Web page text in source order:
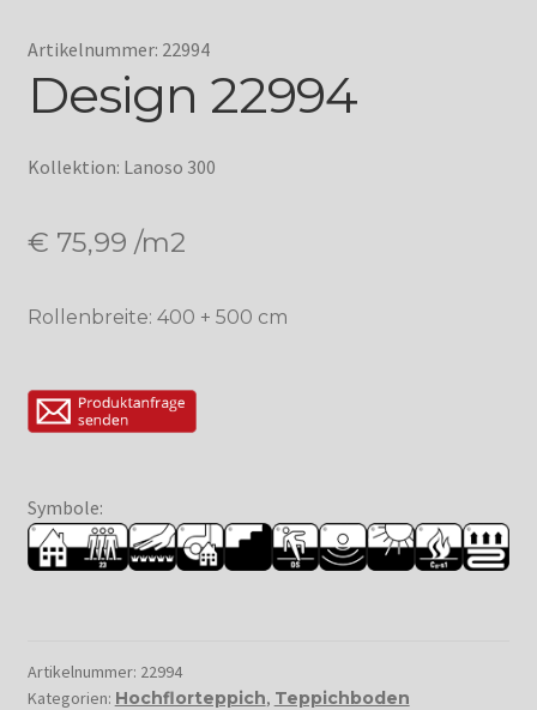
Artikelnummer: 22994
Design 22994
Kollektion: Lanoso 300
€ 75,99 /m2
Rollenbreite: 400 + 500 cm
Symbole:
Artikelnummer: 22994
Kategorien: Hochflorteppich, Teppichboden